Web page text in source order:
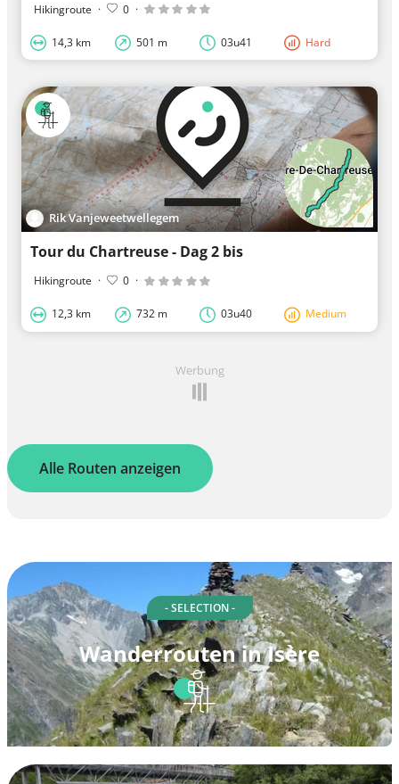
Hikingroute · 0 ·
14,3 km 501 m 03u41 Hard
Rik Vanjeweetwellegem
Tour du Chartreuse - Dag 2 bis
Hikingroute · 0 ·
12,3 km 732 m 03u40 Medium
Werbung
Alle Routen anzeigen
- SELECTION -
Wanderrouten in Isère